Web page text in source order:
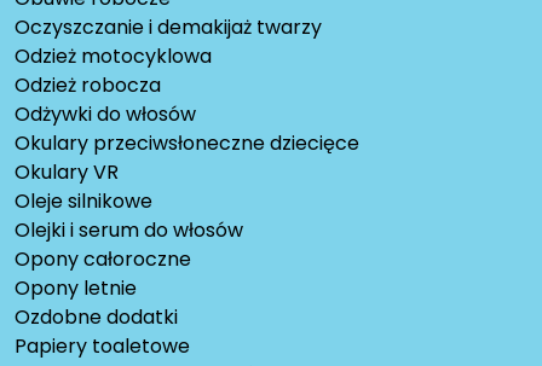
Oczyszczanie i demakijaż twarzy
Odzież motocyklowa
Odzież robocza
Odżywki do włosów
Okulary przeciwsłoneczne dziecięce
Okulary VR
Oleje silnikowe
Olejki i serum do włosów
Opony całoroczne
Opony letnie
Ozdobne dodatki
Papiery toaletowe